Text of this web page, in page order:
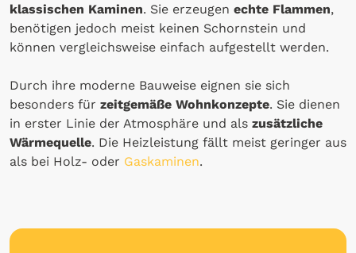
klassischen Kaminen. Sie erzeugen echte Flammen,
benötigen jedoch meist keinen Schornstein und
können vergleichsweise einfach aufgestellt werden.
Durch ihre moderne Bauweise eignen sie sich
besonders für zeitgemäße Wohnkonzepte. Sie dienen
in erster Linie der Atmosphäre und als zusätzliche
Wärmequelle. Die Heizleistung fällt meist geringer aus
als bei Holz- oder Gaskaminen.